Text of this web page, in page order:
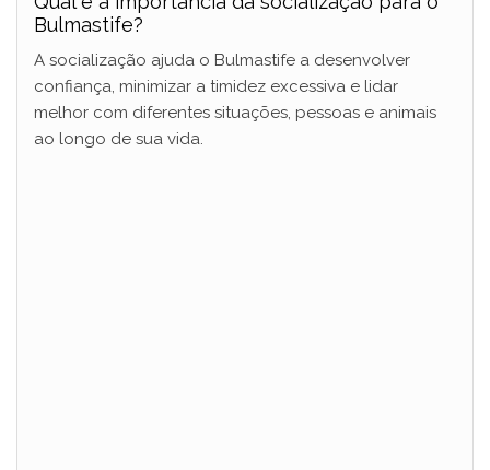
Bulmastife?
A socialização ajuda o Bulmastife a desenvolver
confiança, minimizar a timidez excessiva e lidar
melhor com diferentes situações, pessoas e animais
ao longo de sua vida.